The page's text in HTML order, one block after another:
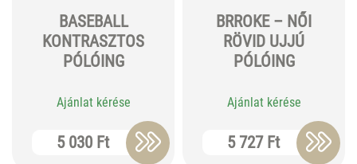
BASEBALL
KONTRASZTOS
PÓLÓING
Ajánlat kérése
5 030 Ft
BRROKE – NŐI
RÖVID UJJÚ
PÓLÓING
Ajánlat kérése
5 727 Ft